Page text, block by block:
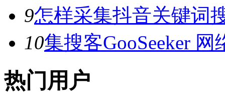
9怎样采集抖音关键词
10集搜客GooSeeker
热门用户